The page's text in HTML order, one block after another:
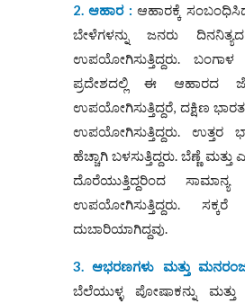
2. ಆಹಾರ : ಆಹಾರಕ್ಕೆ
ಬೇಳೆಗಳನ್ನು ಜನರು
ಉಪಯೋಗಿಸುತ್ತಿದ್ದರು.
ಪ್ರದೇಶದಲ್ಲಿ ಈ ಆಹಾರದ
ಉಪಯೋಗಿಸುತ್ತಿದ್ದರೆ, ದಕ್ಷಿಣ
ಉಪಯೋಗಿಸುತ್ತಿದ್ದರು. ಉತ್ತರ
ಹೆಚ್ಚಾಗಿ ಬಳಸುತ್ತಿದ್ದರು. ಬೆಣ್ಣೆ ಮತ್ತು
ದೊರೆಯುತ್ತಿದ್ದರಿಂದ
ಉಪಯೋಗಿಸುತ್ತಿದ್ದರು.
ದುಬಾರಿಯಾಗಿದ್ದವು.
3. ಆಭರಣಗಳು ಮತ್ತು
ಬೆಲೆಯುಳ್ಳ ಪೋಷಾಕನ್ನು ಮತ್ತು